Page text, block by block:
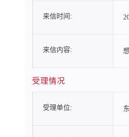
来信时间:
来信内容:
受理情况
受理单位: